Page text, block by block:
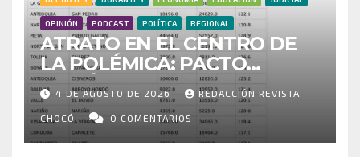
OPINIÓN PODCAST POLÍTICA REGIONAL
ATRATO EN EL CENTRO DE
LA POLÉMICA: PACTO
HISTÓRICO CUESTIONA
CENSO ELECTORAL Y PIDE
INVESTIGAR PRESUNTO
FRAUDE
4 DE AGOSTO DE 2026 REDACCIÓN REVISTA
CHOCÓ 0 COMENTARIOS